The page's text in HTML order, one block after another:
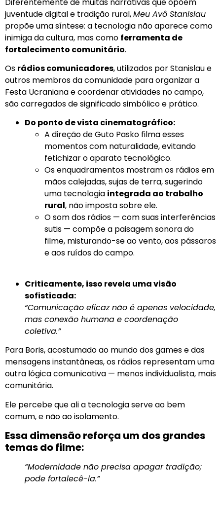
juventude digital e tradição rural,Meu Avô Stanislau
propõe uma síntese: a tecnologia não aparece como
inimiga da cultura, mas como ferramenta de
fortalecimento comunitário.
Os rádios comunicadores, utilizados por Stanislau e
outros membros da comunidade para organizar a
Festa Ucraniana e coordenar atividades no campo,
são carregados de significado simbólico e prático.
Do ponto de vista cinematográfico:
A direção de Guto Pasko filma esses
momentos com naturalidade, evitando
fetichizar o aparato tecnológico.
Os enquadramentos mostram os rádios em
mãos calejadas, sujas de terra, sugerindo
uma tecnologia integrada ao trabalho
rural, não imposta sobre ele.
O som dos rádios — com suas interferências
sutis — compõe a paisagem sonora do
filme, misturando-se ao vento, aos pássaros
e aos ruídos do campo.
Criticamente, isso revela uma visão
sofisticada:
“Comunicação eficaz não é apenas velocidade,
mas conexão humana e coordenação
coletiva.”
Para Boris, acostumado ao mundo dos games e das
mensagens instantâneas, os rádios representam uma
outra lógica comunicativa — menos individualista, mais
comunitária.
Ele percebe que ali a tecnologia serve ao bem
comum, e não ao isolamento.
Essa dimensão reforça um dos grandes
temas do filme:
“Modernidade não precisa apagar tradição;
pode fortalecê-la.”